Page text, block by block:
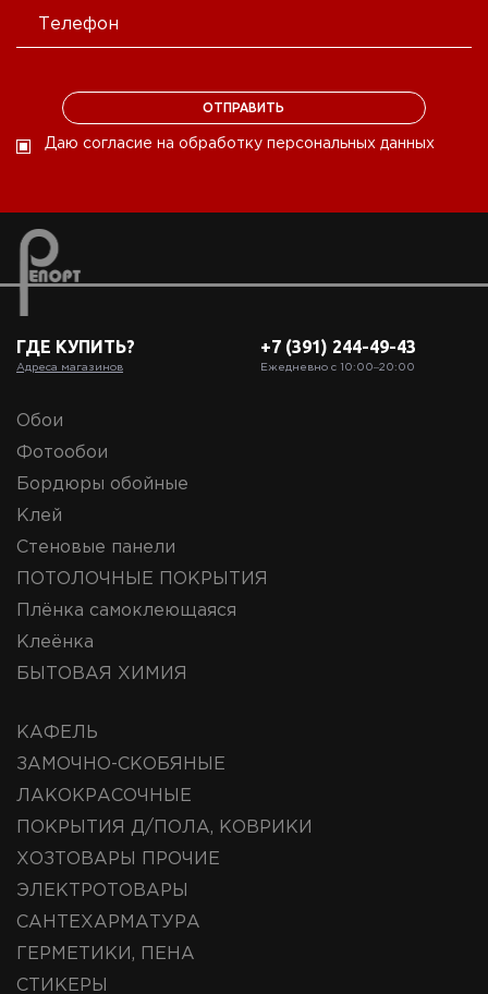
Даю согласие на обработку персональных данных
ГДЕ КУПИТЬ?
Адреса магазинов
+7 (391) 244-49-43
Ежедневно с 10:00‒20:00
Обои
Фотообои
Бордюры обойные
Клей
Стеновые панели
ПОТОЛОЧНЫЕ ПОКРЫТИЯ
Плёнка самоклеющаяся
Клеёнка
БЫТОВАЯ ХИМИЯ
КАФЕЛЬ
ЗАМОЧНО-СКОБЯНЫЕ
ЛАКОКРАСОЧНЫЕ
ПОКРЫТИЯ Д/ПОЛА, КОВРИКИ
ХОЗТОВАРЫ ПРОЧИЕ
ЭЛЕКТРОТОВАРЫ
САНТЕХАРМАТУРА
ГЕРМЕТИКИ, ПЕНА
СТИКЕРЫ